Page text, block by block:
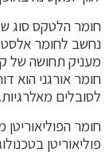
חומר הלטקס סוג
נחשב לחומר
מעניק תחושה של
חומר אורגני הוא
לסובלים מאלרגיות.
חומר
פוליאוריטן